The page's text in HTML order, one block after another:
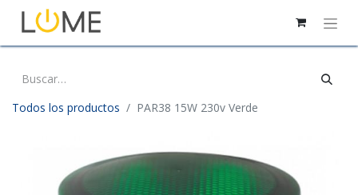
Todos los productos PAR38 15W 230v Verde